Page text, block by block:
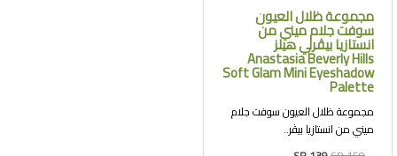
مجموعة ظلال العيون
سوفت جلام ميني من
انستازيا بيڤرلي هيلز
Anastasia Beverly Hills
Soft Glam Mini Eyeshadow
Palette
مجموعة ظلال العيون سوفت جلام
ميني من انستازيا بيڤر..